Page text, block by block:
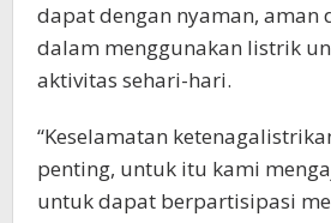
dapat dengan nyaman,
dalam menggunakan listrik
aktivitas sehari-hari.
“Keselamatan
penting, untuk itu kami
untuk dapat berpartisipasi